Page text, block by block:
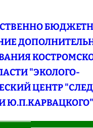
"ЭКОЛОГО-
ЦЕНТР
Ю.П.КАРВАЦКОГО"